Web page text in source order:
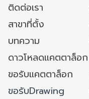
ติดต่อเรา
สาขาที่ตั้ง
บทความ
ดาวโหลดแคตตาล็อก
ขอรับแคตตาล็อก
ขอรับDrawing